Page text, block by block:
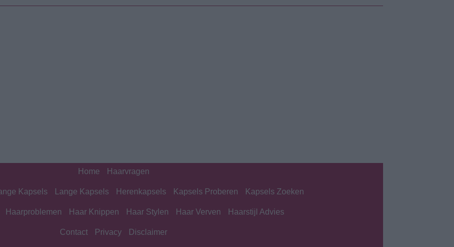
Home Haarvragen
Kapsels Lange Kapsels Herenkapsels Kapsels Proberen Kapsels Zoeken
Haarproblemen Haar Knippen Haar Stylen Haar Verven Haarstijl Advies
Contact Privacy Disclaimer